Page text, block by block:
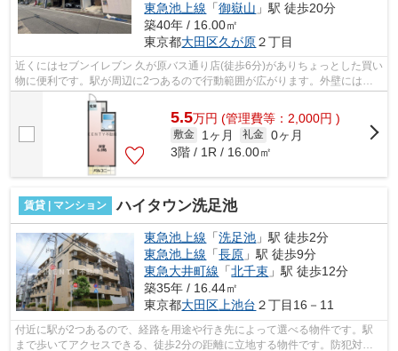
東急池上線 「御嶽山 」駅 徒歩20分
築40年 / 16.00㎡
東京都大田区久が原２丁目
近くにはセブンイレブン 久が原バス通り店(徒歩6分)がありちょっとした買い
物に便利です。駅が周辺に2つあるので行動範囲が広がります。外壁にはタ
イルが張られてあり、印象的な外観と...
5.5万円 (管理費等：2,000円 )
敷金 1ヶ月 礼金 0ヶ月
3階 / 1R / 16.00㎡
賃貸 | マンション ハイタウン洗足池
東急池上線 「洗足池 」駅 徒歩2分
東急池上線 「長原 」駅 徒歩9分
東急大井町線 「北千束 」駅 徒歩12分
築35年 / 16.44㎡
東京都大田区上池台 ２丁目16－11
付近に駅が2つあるので、経路を用途や行き先によって選べる物件です。駅
まで歩いてアクセスできる、徒歩2分の距離に立地する物件です。防犯対策